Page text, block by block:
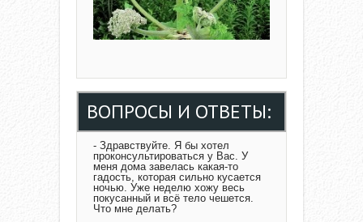
ВОПРОСЫ И ОТВЕТЫ:
- Здравствуйте. Я бы хотел
проконсультироваться у Вас. У
меня дома завелась какая-то
гадость, которая сильно кусается
ночью. Уже неделю хожу весь
покусанный и всё тело чешется.
Что мне делать?